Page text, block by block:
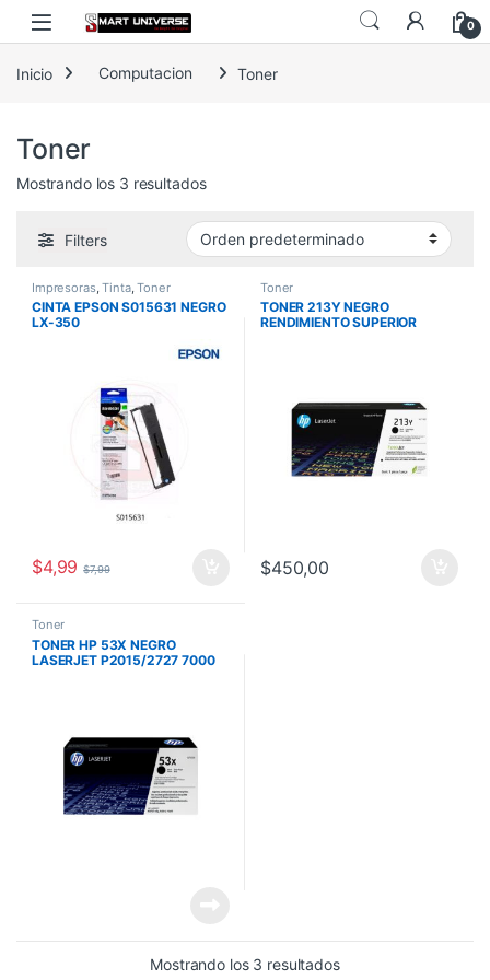
Skip to navigation
Skip to content
0
Inicio Computacion Toner
Toner
Mostrando los 3 resultados
Filters
Impresoras,Tinta,Toner
CINTA EPSON S015631 NEGRO
LX-350
$4,99 $7,99
Toner
TONER 213Y NEGRO
RENDIMIENTO SUPERIOR
$450,00
Toner
TONER HP 53X NEGRO
LASERJET P2015/2727 7000
Mostrando los 3 resultados